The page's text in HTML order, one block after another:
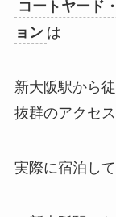
コートヤード
ョン は
新大阪駅から
抜群のアクセ
実際に宿泊し